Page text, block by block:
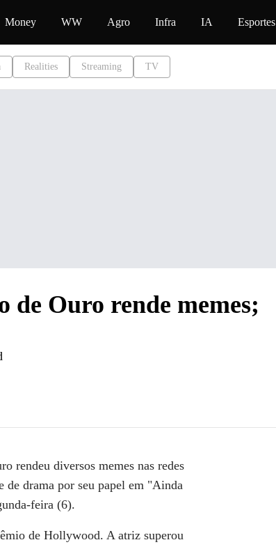
Money WW Agro Infra IA Esportes
Realities Streaming TV
Ouro rende memes;
rendeu diversos memes nas redes
drama por seu papel em "Ainda
feira (6).
de Hollywood. A atriz superou